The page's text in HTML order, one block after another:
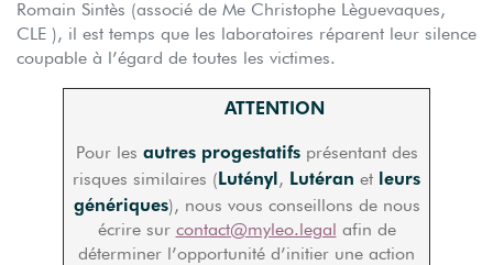
Romain Sintès (associé de Me Christophe Lèguevaques,
CLE ), il est temps que les laboratoires réparent leur silence
coupable à l’égard de toutes les victimes.
ATTENTION
Pour les autres progestatifs présentant des
risques similaires (Lutényl, Lutéran et leurs
génériques), nous vous conseillons de nous
écrire sur contact@myleo.legal afin de
déterminer l’opportunité d’initier une action